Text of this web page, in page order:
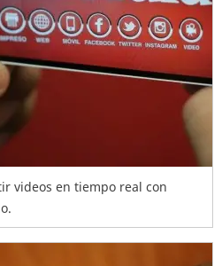
videos en tiempo real con